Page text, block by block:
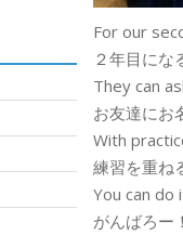
For our
２年目にな
They can
お友達にお
With
練習を重ね
You can do
がんばろー！